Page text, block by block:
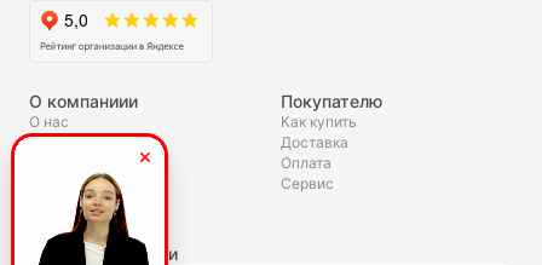
О компаниии
О нас
Гарантия
Покупателю
Как купить
Доставка
Оплата
Сервис
Связаться с нами